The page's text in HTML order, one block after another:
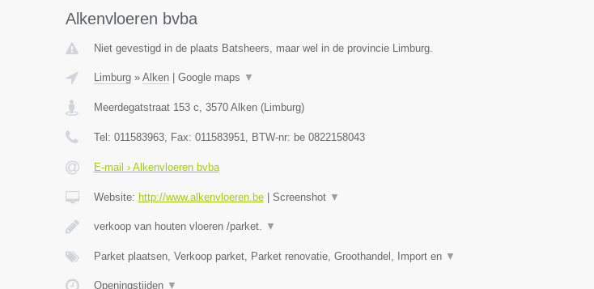
Alkenvloeren bvba
Niet gevestigd in de plaats Batsheers, maar wel in de provincie Limburg.
Limburg» Alken| Google maps ▼
Meerdegatstraat 153 c, 3570 Alken(Limburg)
Tel: 011583963, Fax: 011583951, BTW-nr: be 0822158043
E-mail › Alkenvloeren bvba
Website: http://www.alkenvloeren.be| Screenshot ▼
verkoop van houten vloeren /parket. ▼
Parket plaatsen, Verkoop parket, Parket renovatie, Groothandel, Import en ▼
Openingstijden ▼